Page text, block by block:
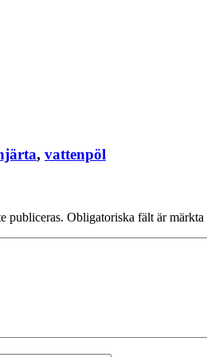
, vattenpöl
publiceras. Obligatoriska fält är märkta